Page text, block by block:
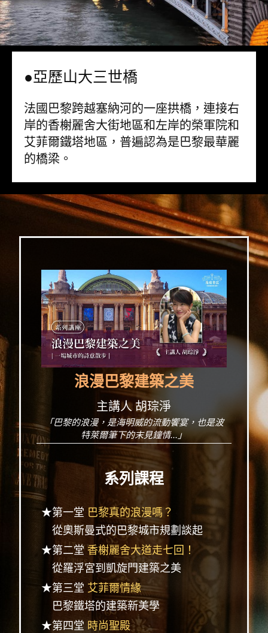
●亞歷山大三世橋
法國巴黎跨越塞納河的一座拱橋，連接右
岸的香榭麗舍大街地區和左岸的榮軍院和
艾菲爾鐵塔地區，普遍認為是巴黎最華麗
的橋梁。
浪漫巴黎建築之美
主講人 胡琮淨
「巴黎的浪漫，是海明威的流動饗宴，也是波
特萊爾筆下的末見鐘情...」
系列課程
★第一堂 巴黎真的浪漫嗎？
從奧斯曼式的巴黎城市規劃談起
★第二堂 香榭麗舍大道走七回！
從羅浮宮到凱旋門建築之美
★第三堂 艾菲爾情緣
巴黎鐵塔的建築新美學
★第四堂 時尚聖殿